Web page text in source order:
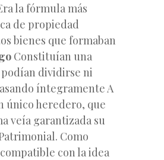
la fórmula más
de propiedad
bienes que formaban
Constituían una
dividirse ni
íntegramente A
único heredero, que
veía garantizada su
Como
con la idea